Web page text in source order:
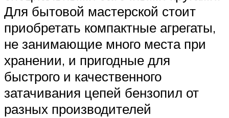
Для бытовой мастерской стоит
приобретать компактные агрегаты,
не занимающие много места при
хранении, и пригодные для
быстрого и качественного
затачивания цепей бензопил от
разных производителей